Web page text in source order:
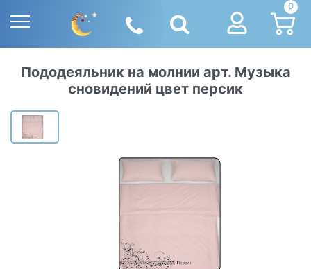
0
Пододеяльник на молнии арт. Музыка
сновидений цвет персик